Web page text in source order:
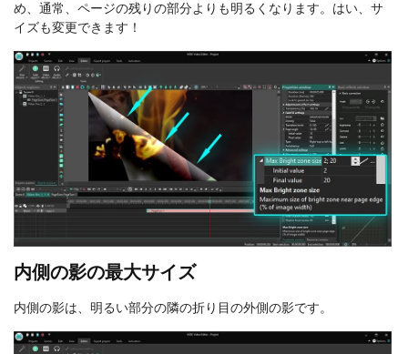
め、通常、ページの残りの部分よりも明るくなります。はい、サ
イズも変更できます！
内側の影の最大サイズ
内側の影は、明るい部分の隣の折り目の外側の影です。